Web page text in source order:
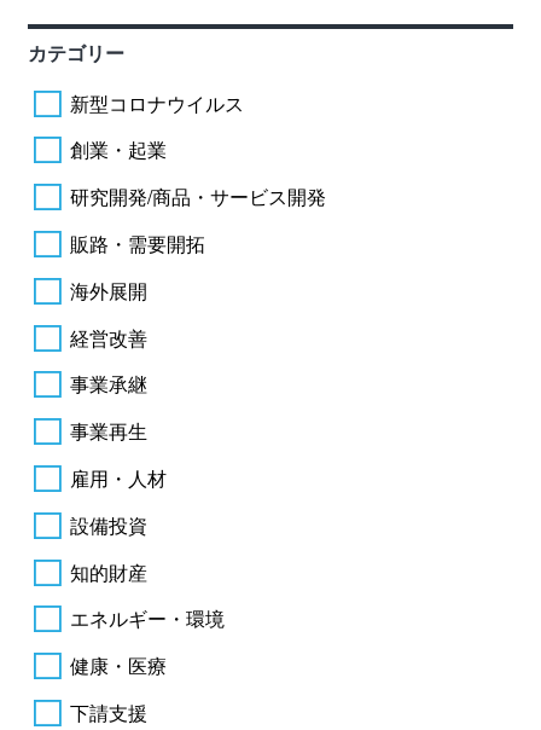
カテゴリー
新型コロナウイルス
創業・起業
研究開発/商品・サービス開発
販路・需要開拓
海外展開
経営改善
事業承継
事業再生
雇用・人材
設備投資
知的財産
エネルギー・環境
健康・医療
下請支援